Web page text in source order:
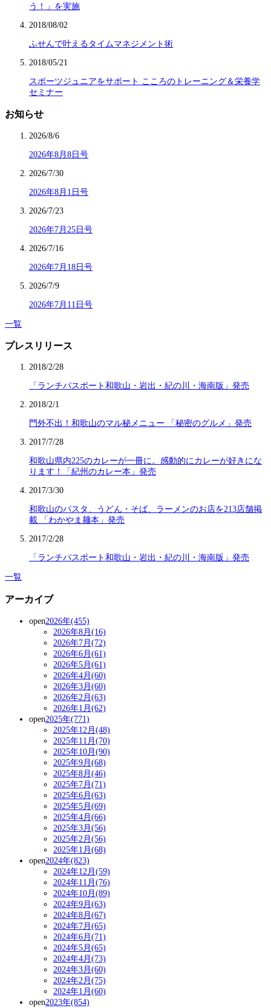
う！」を実施
2018/08/02
ふせんで叶えるタイムマネジメント術
2018/05/21
スポーツジュニアをサポート こころのトレーニング＆栄養学
セミナー
お知らせ
2026/8/6
2026年8月8日号
2026/7/30
2026年8月1日号
2026/7/23
2026年7月25日号
2026/7/16
2026年7月18日号
2026/7/9
2026年7月11日号
一覧
プレスリリース
2018/2/28
「ランチパスポート和歌山・岩出・紀の川・海南版」発売
2018/2/1
門外不出！和歌山のマル秘メニュー 「秘密のグルメ」発売
2017/7/28
和歌山県内225のカレーが一冊に。感動的にカレーが好きにな
ります！「紀州のカレー本」発売
2017/3/30
和歌山のパスタ、うどん・そば、ラーメンのお店を213店舗掲
載 「わかやま麺本」発売
2017/2/28
「ランチパスポート和歌山・岩出・紀の川・海南版」発売
一覧
アーカイブ
open2026年(455)
2026年8月(16)
2026年7月(72)
2026年6月(61)
2026年5月(61)
2026年4月(60)
2026年3月(60)
2026年2月(63)
2026年1月(62)
open2025年(771)
2025年12月(48)
2025年11月(70)
2025年10月(90)
2025年9月(68)
2025年8月(46)
2025年7月(71)
2025年6月(63)
2025年5月(69)
2025年4月(66)
2025年3月(56)
2025年2月(56)
2025年1月(68)
open2024年(823)
2024年12月(59)
2024年11月(76)
2024年10月(89)
2024年9月(63)
2024年8月(67)
2024年7月(65)
2024年6月(71)
2024年5月(65)
2024年4月(73)
2024年3月(60)
2024年2月(75)
2024年1月(60)
open2023年(854)